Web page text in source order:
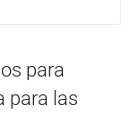
para
para las